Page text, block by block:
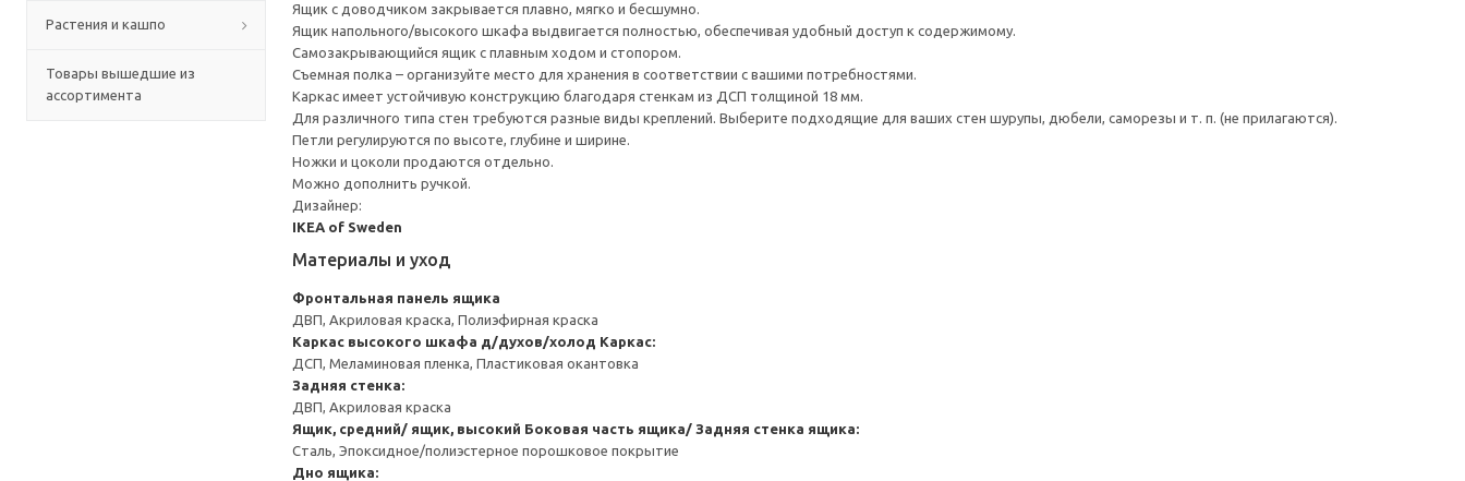
Растения и кашпо
Товары вышедшие из
ассортимента
Ящик с доводчиком закрывается плавно, мягко и бесшумно.
Ящик напольного/высокого шкафа выдвигается полностью, обеспечивая удобный доступ к содержимому.
Cамозакрывающийся ящик с плавным ходом и стопором.
Съемная полка – организуйте место для хранения в соответствии с вашими потребностями.
Каркас имеет устойчивую конструкцию благодаря стенкам из ДСП толщиной 18 мм.
Для различного типа стен требуются разные виды креплений. Выберите подходящие для ваших стен шурупы, дюбели, саморезы и т. п. (не прилагаются).
Петли регулируются по высоте, глубине и ширине.
Ножки и цоколи продаются отдельно.
Можно дополнить ручкой.
Дизайнер:
IKEA of Sweden
Материалы и уход
Фронтальная панель ящика
ДВП, Акриловая краска, Полиэфирная краска
Каркас высокого шкафа д/духов/холод Каркас:
ДСП, Меламиновая пленка, Пластиковая окантовка
Задняя стенка:
ДВП, Акриловая краска
Ящик, средний/ ящик, высокий Боковая часть ящика/ Задняя стенка ящика:
Сталь, Эпоксидное/полиэстерное порошковое покрытие
Дно ящика: